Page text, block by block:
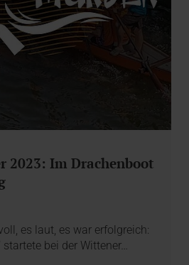
2023: Im Drachenboot
es laut, es war erfolgreich:
startete bei der Wittener…